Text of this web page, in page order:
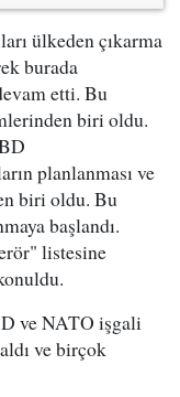
ülkeden çıkarma
burada
etti. Bu
biri oldu.
planlanması ve
biri oldu. Bu
başlandı.
listesine
ve NATO işgali
ve birçok